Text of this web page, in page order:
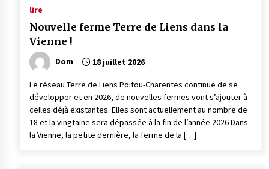
lire
Nouvelle ferme Terre de Liens dans la
Vienne !
Dom 18 juillet 2026
Le réseau Terre de Liens Poitou-Charentes continue de se
développer et en 2026, de nouvelles fermes vont s’ajouter à
celles déjà existantes. Elles sont actuellement au nombre de
18 et la vingtaine sera dépassée à la fin de l’année 2026 Dans
la Vienne, la petite dernière, la ferme de la […]